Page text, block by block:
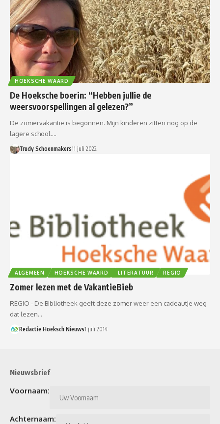
HOEKSCHE WAARD
De Hoeksche boerin: “Hebben jullie de
weersvoorspellingen al gelezen?”
De zomervakantie is begonnen. Mijn kinderen zitten nog op de
lagere school.…
Trudy Schoenmakers11 juli 2022
ALGEMEEN HOEKSCHE WAARD LITERATUUR REGIO
Zomer lezen met de VakantieBieb
REGIO - De Bibliotheek geeft deze zomer weer een cadeautje weg
dat lezen…
Redactie Hoeksch Nieuws1 juli 2014
Nieuwsbrief
Voornaam:
Achternaam: